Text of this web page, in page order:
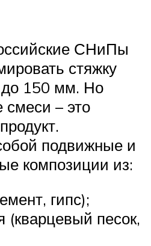
СНиПы
стяжку
до 150 мм. Но
смеси – это
подвижные и
композиции из:
гипс);
(кварцевый песок,